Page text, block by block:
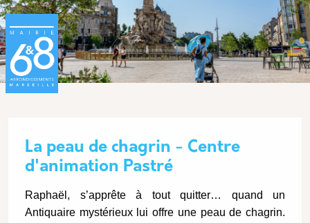
Aller au contenu principal
La peau de chagrin - Centre
d'animation Pastré
Description
Raphaël, s’apprête à tout quitter… quand un
Antiquaire mystérieux lui offre une peau de chagrin.
Panneau de gestion des cookies